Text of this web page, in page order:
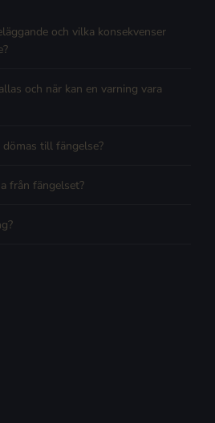
och vilka konsekvenser
och när kan en varning vara
till fängelse?
från fängelset?